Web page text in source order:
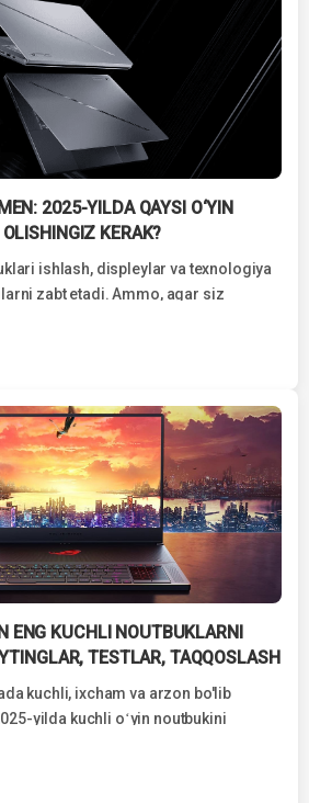
2025-YILDA QAYSI O‘YIN
KERAK?
ishlash, displeylar va texnologiya
zabt etadi. Ammo, agar siz
ASUS ...
ENG KUCHLI NOUTBUKLARNI
TESTLAR, TAQQOSLASH
kuchli, ixcham va arzon bo'lib
yilda kuchli oʻyin noutbukini
muhim...